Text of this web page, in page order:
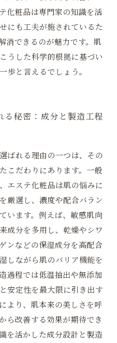
化粧品は専門家の知識を活
にも工夫が施されているた
消できるのが魅力です。肌
うした科学的根拠に基づい
歩と言えるでしょう。
秘密：成分と製造工程
ばれる理由の一つは、その
こだわりにあります。一般
エステ化粧品は肌の悩みに
厳選し、濃度や配合バラン
います。例えば、敏感肌向
成分を多用し、乾燥やシワ
ンなどの保湿成分を高配合
しながら肌のバリア機能を
過程では低温抽出や無添加
安定性を最大限に引き出す
より、肌本来の美しさを呼
ら改善する効果が期待でき
を活かした成分設計と製造